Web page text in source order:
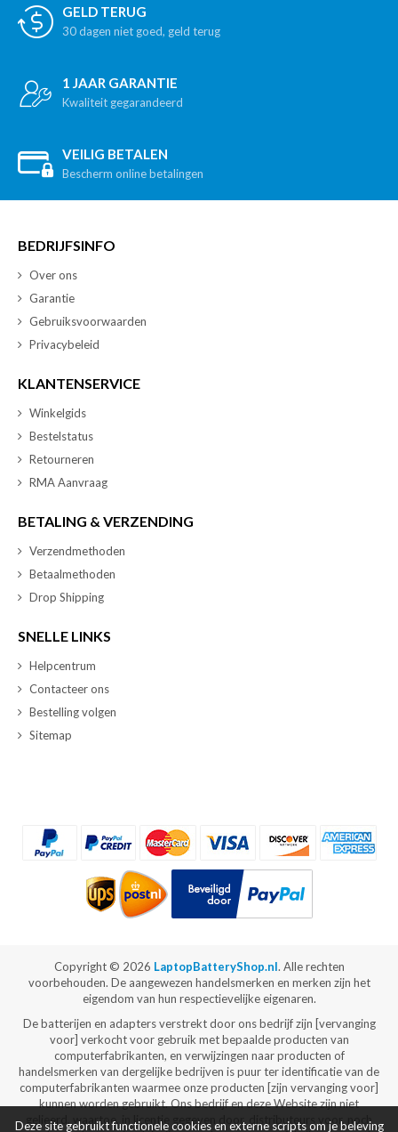
GELD TERUG
30 dagen niet goed, geld terug
1 JAAR GARANTIE
Kwaliteit gegarandeerd
VEILIG BETALEN
Bescherm online betalingen
BEDRIJFSINFO
Over ons
Garantie
Gebruiksvoorwaarden
Privacybeleid
KLANTENSERVICE
Winkelgids
Bestelstatus
Retourneren
RMA Aanvraag
BETALING & VERZENDING
Verzendmethoden
Betaalmethoden
Drop Shipping
SNELLE LINKS
Helpcentrum
Contacteer ons
Bestelling volgen
Sitemap
Copyright © 2026 LaptopBatteryShop.nl. Alle rechten
voorbehouden. De aangewezen handelsmerken en merken zijn het
eigendom van hun respectievelijke eigenaren.
De batterijen en adapters verstrekt door ons bedrijf zijn [vervanging
voor] verkocht voor gebruik met bepaalde producten van
computerfabrikanten, en verwijzingen naar producten of
handelsmerken van dergelijke bedrijven is puur ter identificatie van de
computerfabrikanten waarmee onze producten [zijn vervanging voor]
kunnen worden gebruikt. Ons bedrijf en deze Website zijn niet
gelieerd, waartoe, in licentie gegeven door, distributeurs voor, noch
Deze site gebruikt functionele cookies en externe scripts om je beleving